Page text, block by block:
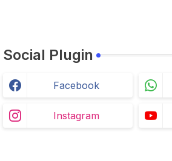
Social Plugin
Facebook
Instagram